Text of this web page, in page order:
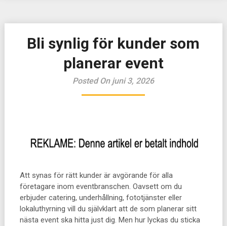
Bli synlig för kunder som
planerar event
Posted On juni 3, 2026
Att synas för rätt kunder är avgörande för alla
företagare inom eventbranschen. Oavsett om du
erbjuder catering, underhållning, fototjänster eller
lokaluthyrning vill du självklart att de som planerar sitt
nästa event ska hitta just dig. Men hur lyckas du sticka